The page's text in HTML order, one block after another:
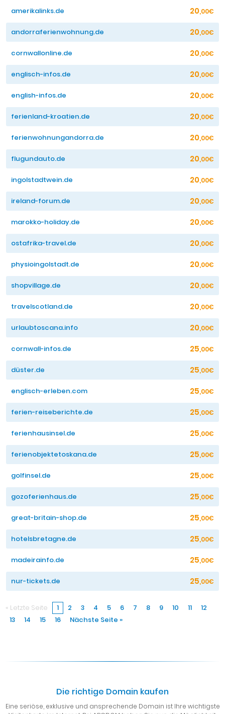
amerikalinks.de 20,00€
andorraferienwohnung.de 20,00€
cornwallonline.de 20,00€
englisch-infos.de 20,00€
english-infos.de 20,00€
ferienland-kroatien.de 20,00€
ferienwohnungandorra.de 20,00€
flugundauto.de 20,00€
ingolstadtwein.de 20,00€
ireland-forum.de 20,00€
marokko-holiday.de 20,00€
ostafrika-travel.de 20,00€
physioingolstadt.de 20,00€
shopvillage.de 20,00€
travelscotland.de 20,00€
urlaubtoscana.info 20,00€
cornwall-infos.de 25,00€
düster.de 25,00€
englisch-erleben.com 25,00€
ferien-reiseberichte.de 25,00€
ferienhausinsel.de 25,00€
ferienobjektetoskana.de 25,00€
golfinsel.de 25,00€
gozoferienhaus.de 25,00€
great-britain-shop.de 25,00€
hotelsbretagne.de 25,00€
madeirainfo.de 25,00€
nur-tickets.de 25,00€
« Letzte Seite 1 2 3 4 5 6 7 8 9 10 11
12
13
14 15 16 Nächste Seite »
Die richtige Domain kaufen
Eine seriöse, exklusive und ansprechende Domain ist Ihre wichtigste